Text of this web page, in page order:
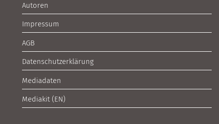
Autoren
Impressum
AGB
Datenschutzerklärung
Mediadaten
Mediakit (EN)